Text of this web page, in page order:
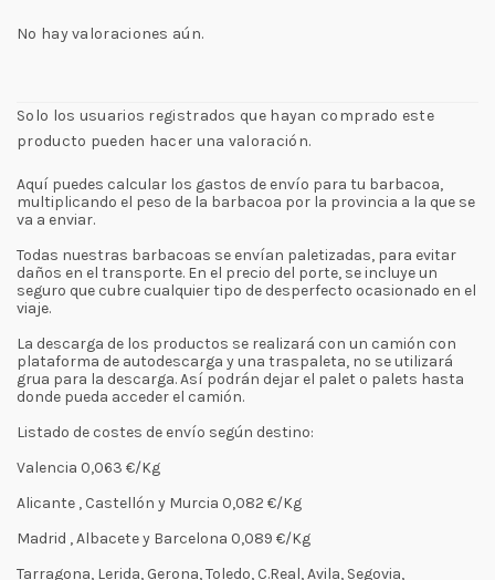
No hay valoraciones aún.
Solo los usuarios registrados que hayan comprado este
producto pueden hacer una valoración.
Aquí puedes calcular los gastos de envío para tu barbacoa,
multiplicando el peso de la barbacoa por la provincia a la que se
va a enviar.
Todas nuestras barbacoas se envían paletizadas, para evitar
daños en el transporte. En el precio del porte, se incluye un
seguro que cubre cualquier tipo de desperfecto ocasionado en el
viaje.
La descarga de los productos se realizará con un camión con
plataforma de autodescarga y una traspaleta, no se utilizará
grua para la descarga. Así podrán dejar el palet o palets hasta
donde pueda acceder el camión.
Listado de costes de envío según destino:
Valencia 0,063 €/Kg
Alicante , Castellón y Murcia 0,082 €/Kg
Madrid , Albacete y Barcelona 0,089 €/Kg
Tarragona, Lerida, Gerona, Toledo, C.Real, Avila, Segovia,